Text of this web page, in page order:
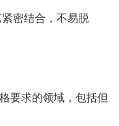
密结合，不易脱
要求的领域，包括但